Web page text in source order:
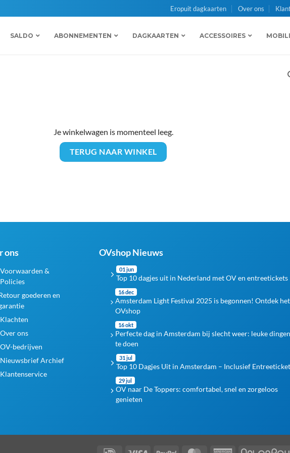
Eropuit dagkaarten Over ons
SALDO ABONNEMENTEN DAGKAARTEN ACCESSOIRES
Je winkelwagen is momenteel leeg.
TERUG NAAR WINKEL
ons
Voorwaarden &
Policies
goederen en
Klachten
Over ons
OV-bedrijven
Nieuwsbrief Archief
Klantenservice
OVshop Nieuws
01 jun
Top 10 dagjes uit in Nederland met OV en entreetickets
16 dec
Amsterdam Light Festival 2025 is begonnen! Ontdek
OVshop
16 okt
Perfecte dag in Amsterdam bij slecht weer: leuke
te doen
31 jul
Top 10 Dagjes Uit in Amsterdam – Inclusief
29 jul
OV naar De Toppers: comfortabel, snel en zorgeloos
genieten